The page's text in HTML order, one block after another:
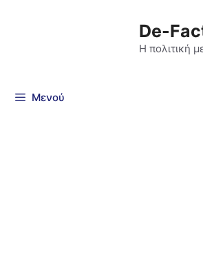
De-
Η πολιτική
Μενού